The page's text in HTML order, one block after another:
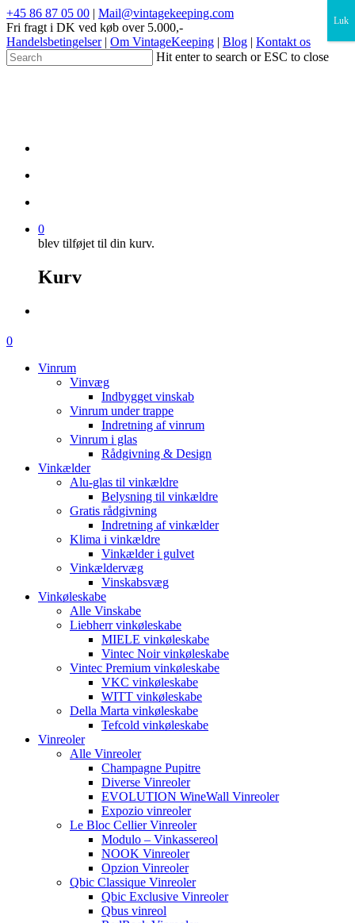
+45 86 87 05 00 | Mail@vintagekeeping.com
Fri fragt i DK ved køb over 5.000,-
Handelsbetingelser| Om VintageKeeping | Blog | Kontakt os
Hit enter to search or ESC to close
0
blev tilføjet til din kurv.
Kurv
0
Vinrum
Vinvæg
Indbygget vinskab
Vinrum under trappe
Indretning af vinrum
Vinrum i glas
Rådgivning & Design
Vinkælder
Alu-glas til vinkældre
Belysning til vinkældre
Gratis rådgivning
Indretning af vinkælder
Klima i vinkældre
Vinkælder i gulvet
Vinkældervæg
Vinskabsvæg
Vinkøleskabe
Alle Vinskabe
Liebherr vinkøleskabe
MIELE vinkøleskabe
Vintec Noir vinkøleskabe
Vintec Premium vinkøleskabe
VKC vinkøleskabe
WITT vinkøleskabe
Della Marta vinkøleskabe
Tefcold vinkøleskabe
Vinreoler
Alle Vinreoler
Champagne Pupitre
Diverse Vinreoler
EVOLUTION WineWall Vinreoler
Expozio vinreoler
Le Bloc Cellier Vinreoler
Modulo – Vinkassereol
NOOK Vinreoler
Opzion Vinreoler
Qbic Classique Vinreoler
Qbic Exclusive Vinreoler
Qbus vinreol
×
Luk